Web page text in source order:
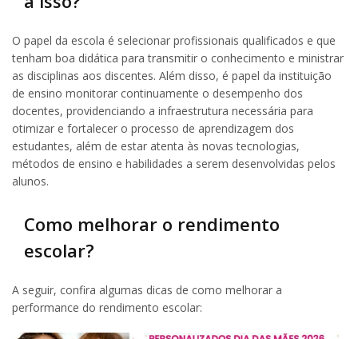
O papel da escola é selecionar profissionais qualificados e que
tenham boa didática para transmitir o conhecimento e ministrar
as disciplinas aos discentes. Além disso, é papel da instituição
de ensino monitorar continuamente o desempenho dos
docentes, providenciando a infraestrutura necessária para
otimizar e fortalecer o processo de aprendizagem dos
estudantes, além de estar atenta às novas tecnologias,
métodos de ensino e habilidades a serem desenvolvidas pelos
alunos.
Como melhorar o rendimento
escolar?
A seguir, confira algumas dicas de como melhorar a
performance do rendimento escolar: